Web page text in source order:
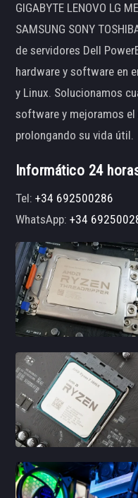
GIGABYTE LENOVO LG
SAMSUNG SONY
de servidores Dell
hardware y software en
y Linux. Solucionamos
software y mejoramos
prolongando su vida útil.
Informático 24
Tel:+34 692500286
WhatsApp:+34